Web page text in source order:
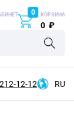
0 КОРЗИНА
0 ₽
212-12-12 RU